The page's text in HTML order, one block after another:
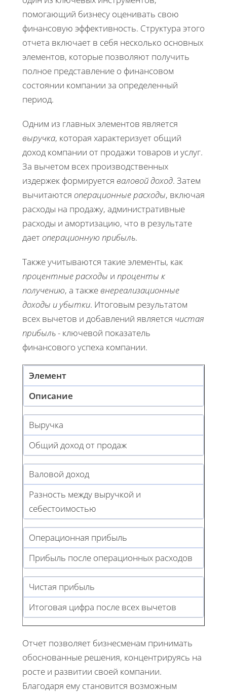
помогающий бизнесу оценивать свою
финансовую эффективность. Структура этого
отчета включает в себя несколько основных
элементов, которые позволяют получить
полное представление о финансовом
состоянии компании за определенный
период.
Одним из главных элементов является
выручка, которая характеризует общий
доход компании от продажи товаров и услуг.
За вычетом всех производственных
издержек формируется валовой доход. Затем
вычитаются операционные расходы, включая
расходы на продажу, административные
расходы и амортизацию, что в результате
даетоперационную прибыль.
Также учитываются такие элементы, как
процентные расходы и проценты к
получению, а также внереализационные
доходы и убытки. Итоговым результатом
всех вычетов и добавлений является чистая
прибыль- ключевой показатель
финансового успеха компании.
Элемент
Описание
Выручка
Общий доход от продаж
Валовой доход
Разность между выручкой и
себестоимостью
Операционная прибыль
Прибыль после операционных расходов
Чистая прибыль
Итоговая цифра после всех вычетов
Отчет позволяет бизнесменам принимать
обоснованные решения, концентрируясь на
росте и развитии своей компании.
Благодаря ему становится возможным